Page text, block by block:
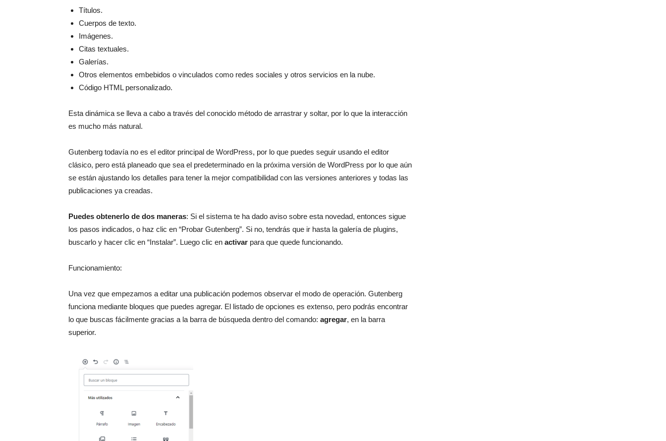
Títulos.
Cuerpos de texto.
Imágenes.
Citas textuales.
Galerías.
Otros elementos embebidos o vinculados como redes sociales y otros servicios en la nube.
Código HTML personalizado.
Esta dinámica se lleva a cabo a través del conocido método de arrastrar y soltar, por lo que la interacción
es mucho más natural.
Gutenberg todavía no es el editor principal de WordPress, por lo que puedes seguir usando el editor
clásico, pero está planeado que sea el predeterminado en la próxima versión de WordPress por lo que aún
se están ajustando los detalles para tener la mejor compatibilidad con las versiones anteriores y todas las
publicaciones ya creadas.
Puedes obtenerlo de dos maneras: Si el sistema te ha dado aviso sobre esta novedad, entonces sigue
los pasos indicados, o haz clic en “Probar Gutenberg”. Si no, tendrás que ir hasta la galería de plugins,
buscarlo y hacer clic en “Instalar”. Luego clic en activar para que quede funcionando.
Funcionamiento:
Una vez que empezamos a editar una publicación podemos observar el modo de operación. Gutenberg
funciona mediante bloques que puedes agregar. El listado de opciones es extenso, pero podrás encontrar
lo que buscas fácilmente gracias a la barra de búsqueda dentro del comando: agregar, en la barra
superior.